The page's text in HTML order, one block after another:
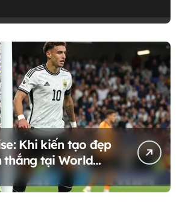
Khi kiến tạo đẹp
thắng tại World